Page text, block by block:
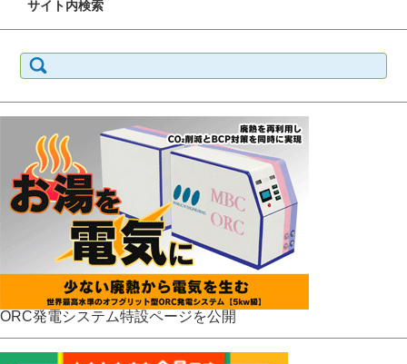
サイト内検索
検
索:
ORC発電システム特設ページを公開